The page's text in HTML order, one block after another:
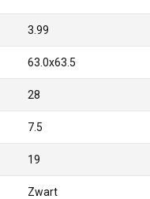
3.99
63.0x63.5
28
7.5
19
Zwart